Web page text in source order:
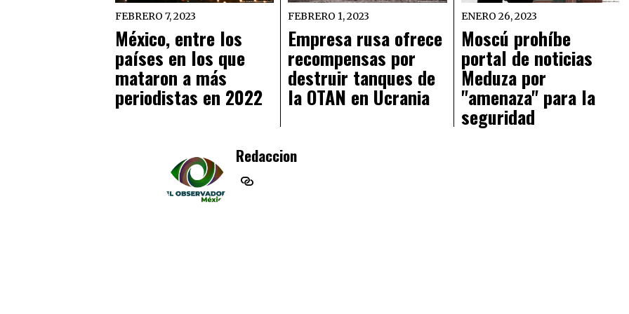
FEBRERO 7, 2023
México, entre los
países en los que
mataron a más
periodistas en 2022
FEBRERO 1, 2023
Empresa rusa ofrece
recompensas por
destruir tanques de
la OTAN en Ucrania
ENERO 26, 2023
Moscú prohíbe
portal de noticias
Meduza por
"amenaza" para la
seguridad
Redaccion